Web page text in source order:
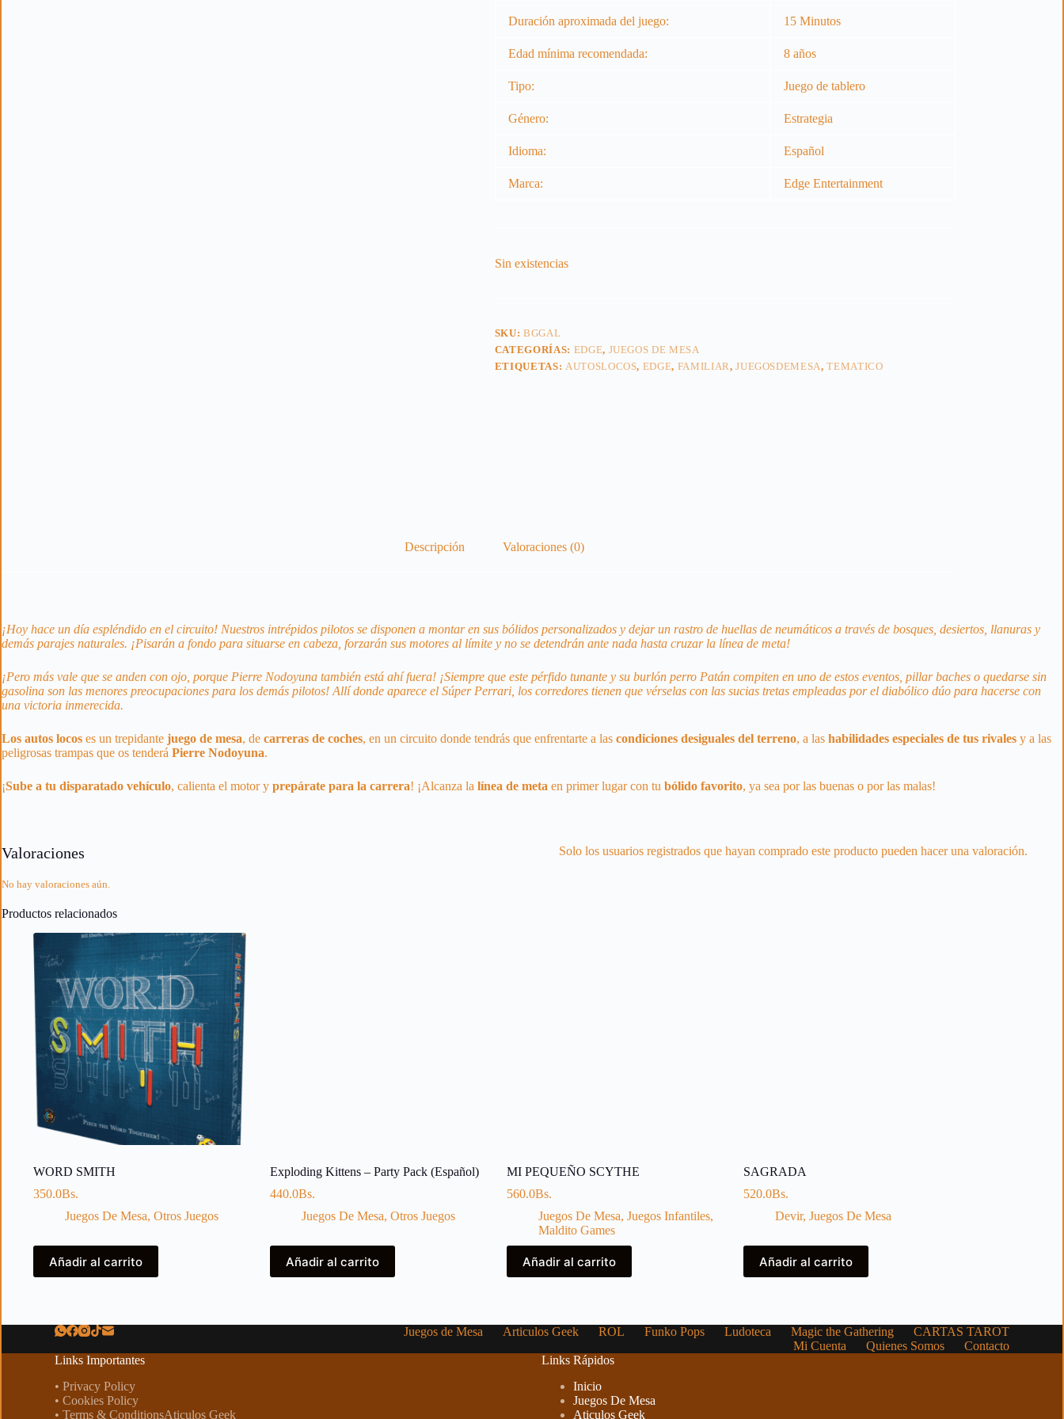
Duración aproximada del juego: 15 Minutos
Edad mínima recomendada: 8 años
Tipo: Juego de tablero
Género: Estrategia
Idioma: Español
Marca: Edge Entertainment
Sin existencias
SKU:BGGAL
CATEGORÍAS: EDGE, JUEGOS DE MESA
ETIQUETAS: AUTOSLOCOS, EDGE, FAMILIAR,JUEGOSDEMESA,TEMATICO
Descripción Valoraciones (0)
¡Hoy hace un día espléndido en el circuito! Nuestros intrépidos pilotos se disponen a montar en sus bólidos personalizados y dejar un rastro de huellas de neumáticos a través de bosques, desiertos, llanuras y
demás parajes naturales. ¡Pisarán a fondo para situarse en cabeza, forzarán sus motores al límite y no se detendrán ante nada hasta cruzar la línea de meta!
¡Pero más vale que se anden con ojo, porque Pierre Nodoyuna también está ahí fuera! ¡Siempre que este pérfido tunante y su burlón perro Patán compiten en uno de estos eventos, pillar baches o quedarse sin
gasolina son las menores preocupaciones para los demás pilotos! Allí donde aparece el Súper Perrari, los corredores tienen que vérselas con las sucias tretas empleadas por el diabólico dúo para hacerse con
una victoria inmerecida.
Los autos locos es un trepidante juego de mesa, de carreras de coches, en un circuito donde tendrás que enfrentarte a las condiciones desiguales del terreno, a las habilidades especiales de tus rivales y a las
peligrosas trampas que os tenderá Pierre Nodoyuna.
¡Sube a tu disparatado vehículo, calienta el motor y prepárate para la carrera! ¡Alcanza la línea de meta en primer lugar con tu bólido favorito, ya sea por las buenas o por las malas!
Valoraciones
No hay valoraciones aún.
Solo los usuarios registrados que hayan comprado este producto pueden hacer una valoración.
Productos relacionados
WORD SMITH
350.0Bs.
Juegos De Mesa, Otros Juegos
Añadir al carrito
Exploding Kittens – Party Pack (Español)
440.0Bs.
Juegos De Mesa, Otros Juegos
Añadir al carrito
MI PEQUEÑO SCYTHE
560.0Bs.
Juegos De Mesa, Juegos Infantiles,
Maldito Games
Añadir al carrito
SAGRADA
520.0Bs.
Devir, Juegos De Mesa
Añadir al carrito
Juegos de Mesa Articulos Geek ROL Funko Pops Ludoteca Magic the Gathering
CARTAS TAROT
Mi Cuenta
Quienes Somos
Contacto
Links Importantes
• Privacy Policy
• Cookies Policy
• Terms & ConditionsAticulos Geek
Links Rápidos
Inicio
Juegos De Mesa
Aticulos Geek